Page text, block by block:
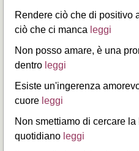
Rendere ciò che di positivo
ciò che ci manca leggi
Non posso amare, è una
dentro leggi
Esiste un'ingerenza
cuore leggi
Non smettiamo di cercare la
quotidiano leggi